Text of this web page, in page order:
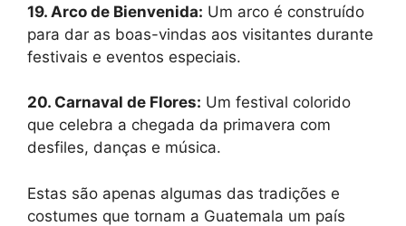
19. Arco de Bienvenida: Um arco é construído
para dar as boas-vindas aos visitantes durante
festivais e eventos especiais.
20. Carnaval de Flores: Um festival colorido
que celebra a chegada da primavera com
desfiles, danças e música.
Estas são apenas algumas das tradições e
costumes que tornam a Guatemala um país